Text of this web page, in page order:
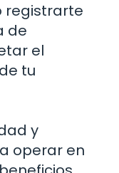
registrarte
de
el
tu
y
operar en